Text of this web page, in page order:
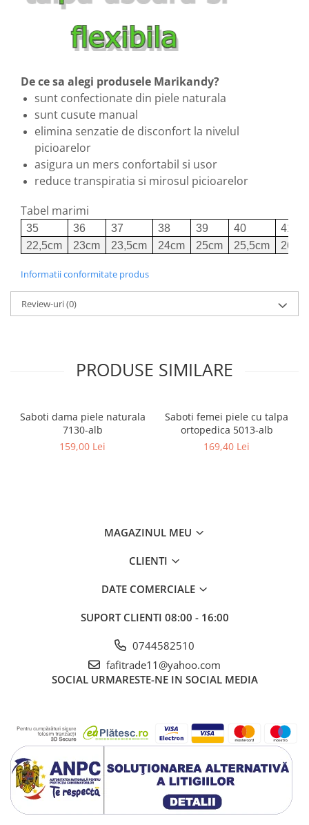
De ce sa alegi produsele Marikandy?
sunt confectionate din piele naturala
sunt cusute manual
elimina senzatie de disconfort la nivelul
picioarelor
asigura un mers confortabil si usor
reduce transpiratia si mirosul picioarelor
Tabel marimi
35 36 37 38 39 40
41
22,5cm
23cm 23,5cm 24cm 25cm 25,5cm 26cm
Informatii conformitate produs
Review-uri(0)
PRODUSE SIMILARE
Saboti dama piele naturala
7130-alb
159,00 Lei
Saboti femei piele cu talpa
ortopedica 5013-alb
169,40 Lei
MAGAZINUL MEU
CLIENTI
DATE COMERCIALE
SUPORT CLIENTI 08:00 - 16:00
0744582510
fafitrade11@yahoo.com
SOCIAL URMARESTE-NE IN SOCIAL MEDIA